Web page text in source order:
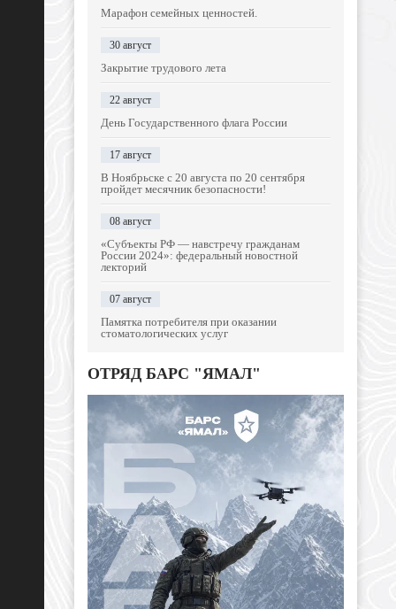
Марафон семейных ценностей.
30 август
Закрытие трудового лета
22 август
День Государственного флага России
17 август
В Ноябрьске с 20 августа по 20 сентября
пройдет месячник безопасности!
08 август
«Субъекты РФ — навстречу гражданам
России 2024»: федеральный новостной
лекторий
07 август
Памятка потребителя при оказании
стоматологических услуг
ОТРЯД БАРС "ЯМАЛ"